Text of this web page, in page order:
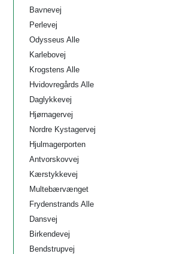
Bavnevej
Perlevej
Odysseus Alle
Karlebovej
Krogstens Alle
Hvidovregårds Alle
Daglykkevej
Hjørnagervej
Nordre Kystagervej
Hjulmagerporten
Antvorskovvej
Kærstykkevej
Multebærvænget
Frydenstrands Alle
Dansvej
Birkendevej
Bendstrupvej